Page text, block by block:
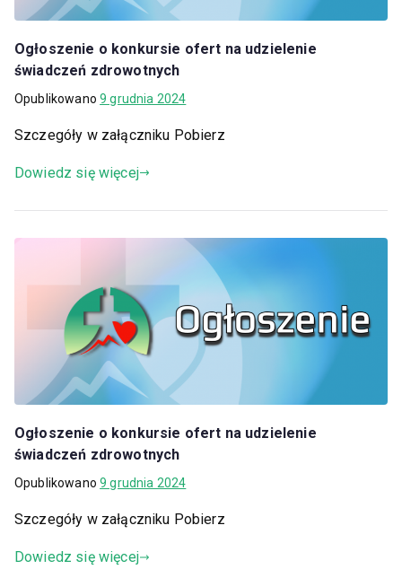
Ogłoszenie o konkursie ofert na udzielenie
świadczeń zdrowotnych
Opublikowano9 grudnia 2024
Szczegóły w załączniku Pobierz
Dowiedz się więcej
Ogłoszenie o konkursie ofert na udzielenie
świadczeń zdrowotnych
Opublikowano9 grudnia 2024
Szczegóły w załączniku Pobierz
Dowiedz się więcej